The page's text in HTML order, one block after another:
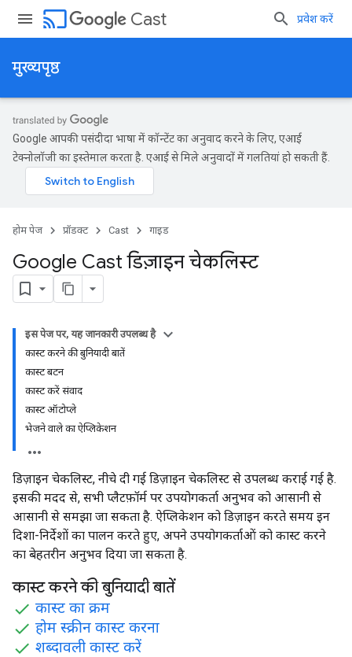
cast Cast प्रवेश करें
मुख्यपृष्ठ
Google आपकी पसंदीदा भाषा में कॉन्टेंट का अनुवाद करने के लिए, एआई
टेक्नोलॉजी का इस्तेमाल करता है. एआई से मिले अनुवादों में गलतियां हो सकती हैं.
होम पेज प्रॉडक्ट Cast गाइड
Google Cast डिज़ाइन चेकलिस्ट
इस पेज पर, यह जानकारी उपलब्ध है
कास्ट करने की बुनियादी बातें
कास्ट बटन
कास्ट करें संवाद
कास्ट ऑटोप्ले
भेजने वाले का ऐप्लिकेशन
डिज़ाइन चेकलिस्ट, नीचे दी गई डिज़ाइन चेकलिस्ट से उपलब्ध कराई गई है.
इसकी मदद से, सभी प्लैटफ़ॉर्म पर उपयोगकर्ता अनुभव को आसानी से
आसानी से समझा जा सकता है. ऐप्लिकेशन को डिज़ाइन करते समय इन
दिशा-निर्देशों का पालन करते हुए, अपने उपयोगकर्ताओं को कास्ट करने
का बेहतरीन अनुभव दिया जा सकता है.
कास्ट करने की बुनियादी बातें
कास्ट का क्रम
होम स्क्रीन कास्ट करना
शब्दावली कास्ट करें